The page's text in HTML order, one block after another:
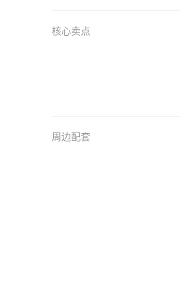
核心卖点
周边配套